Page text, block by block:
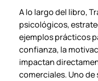
d
a
d
A lo largo del libro,
psicológicos,
ejemplos prácticos
confianza, la
impactan
comerciales. Uno de